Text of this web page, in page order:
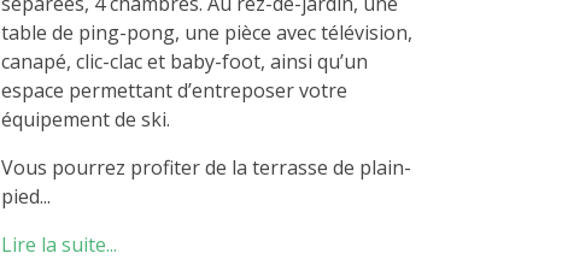
table de ping-pong, une pièce avec télévision,
canapé, clic-clac et baby-foot, ainsi qu’un
espace permettant d’entreposer votre
équipement de ski.
Vous pourrez profiter de la terrasse de plain-
pied...
Lire la suite...